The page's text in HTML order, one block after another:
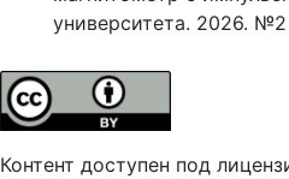
университета. 2026.
Контент доступен под